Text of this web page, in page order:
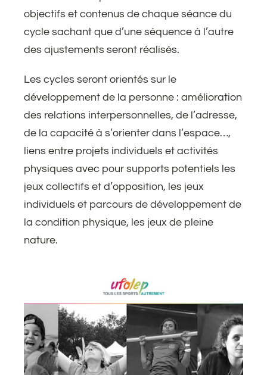
objectifs et contenus de chaque séance du
cycle sachant que d’une séquence à l’autre
des ajustements seront réalisés.
Les cycles seront orientés sur le
développement de la personne : amélioration
des relations interpersonnelles, de l’adresse,
de la capacité à s’orienter dans l’espace…,
liens entre projets individuels et activités
physiques avec pour supports potentiels les
jeux collectifs et d’opposition, les jeux
individuels et parcours de développement de
la condition physique, les jeux de pleine
nature.